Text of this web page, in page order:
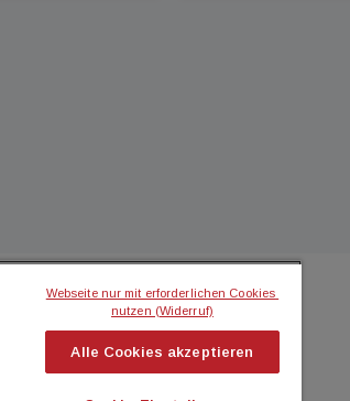
ICH MÖCHTE...
Webseite nur mit erforderlichen Cookies
nutzen (Widerruf)
Alle Cookies akzeptieren